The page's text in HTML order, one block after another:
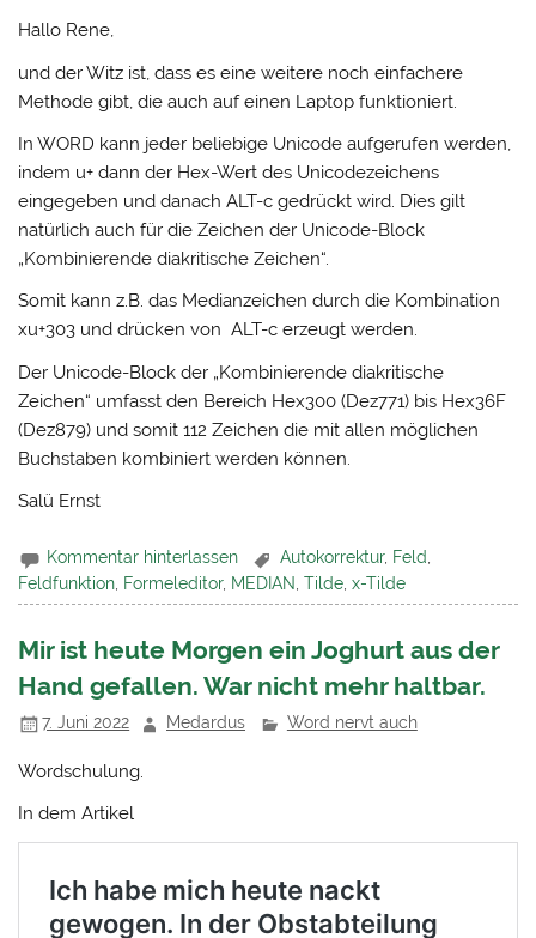
Hallo Rene,
und der Witz ist, dass es eine weitere noch einfachere
Methode gibt, die auch auf einen Laptop funktioniert.
In WORD kann jeder beliebige Unicode aufgerufen werden,
indem u+ dann der Hex-Wert des Unicodezeichens
eingegeben und danach ALT-c gedrückt wird. Dies gilt
natürlich auch für die Zeichen der Unicode-Block
„Kombinierende diakritische Zeichen“.
Somit kann z.B. das Medianzeichen durch die Kombination
xu+303 und drücken von ALT-c erzeugt werden.
Der Unicode-Block der „Kombinierende diakritische
Zeichen“ umfasst den Bereich Hex300 (Dez771) bis Hex36F
(Dez879) und somit 112 Zeichen die mit allen möglichen
Buchstaben kombiniert werden können.
Salü Ernst
Kommentar hinterlassen Autokorrektur, Feld,
Feldfunktion Formeleditor, MEDIAN ,Tilde ,x-Tilde
Mir ist heute Morgen ein Joghurt aus der
Hand gefallen. War nicht mehr haltbar.
7. Juni 2022 Medardus Word nervt auch
Wordschulung.
In dem Artikel